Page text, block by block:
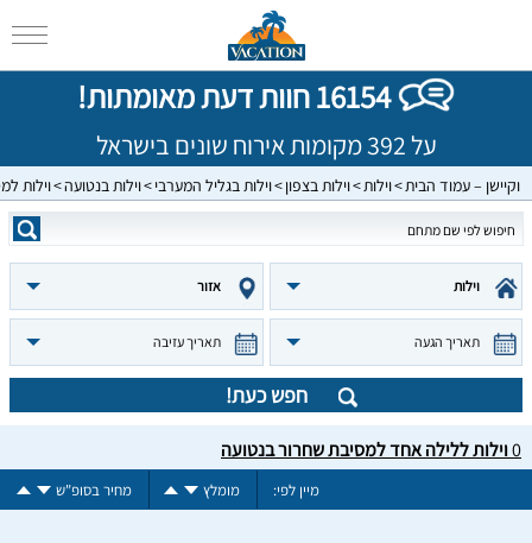
16154 חוות דעת מאומתות!
על 392 מקומות אירוח שונים בישראל
וקיישן – עמוד הבית וילות וילות בצפון וילות בגליל המערבי וילות בנטועה וילות
וילות אזור
תאריך הגעה תאריך עזיבה
חפש כעת!
0וילות ללילה אחד למסיבת שחרור בנטועה
מיין לפי: מומלץ מחיר בסופ"ש